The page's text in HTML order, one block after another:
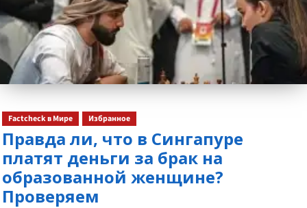
Factcheck в Мире Избранное
Правда ли, что в Сингапуре
платят деньги за брак на
образованной женщине?
Проверяем